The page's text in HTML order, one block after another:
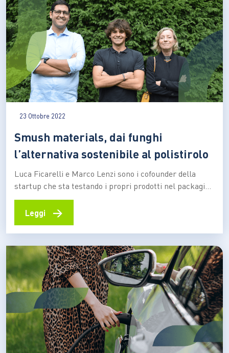
23 Ottobre 2022
Smush materials, dai funghi
l’alternativa sostenibile al polistirolo
Luca Ficarelli e Marco Lenzi sono i cofounder della
startup che sta testando i propri prodotti nel packaging
per il mondo del lusso e del design. Ma l’idea nata nei
laboratori del Politecnico di Milano potrebbe arrivare a
Smush Materials…
Leggi →